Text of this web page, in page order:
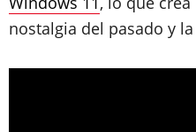
nostalgia del pasado y